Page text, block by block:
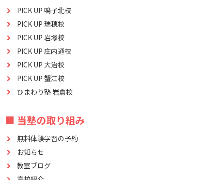
PICK UP 鳴子北校
PICK UP 瑞穂校
PICK UP 岩塚校
PICK UP 庄内通校
PICK UP 大治校
PICK UP 蟹江校
ひまわり塾 岩倉校
■ 当塾の取り組み
無料体験学習の予約
お知らせ
教室ブログ